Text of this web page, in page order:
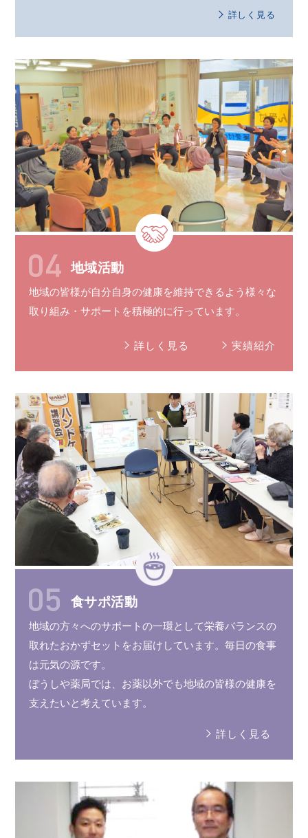
詳しく見る
地域活動
地域の皆様が自分自身の健康を維持できるよう様々な
取り組み ・サポート を積極的に行っています。
詳しく見る 実績紹介
食サポ活動
地域の方々へのサポートの一環として栄養バランスの
取れたおかずセット をお届けしています。毎日の食事
は元気の源です。
ぼうしや薬局では、お薬以外でも地域の皆様の健康を
支えたいと考えています。
詳しく見る